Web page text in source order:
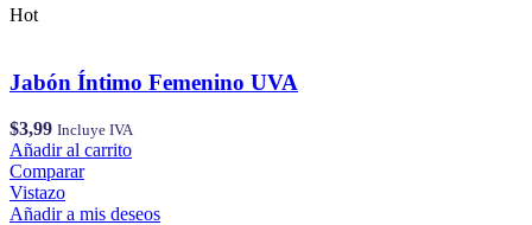
Hot
Jabón Íntimo Femenino UVA
$3,99 Incluye IVA
Añadir al carrito
Comparar
Vistazo
Añadir a mis deseos